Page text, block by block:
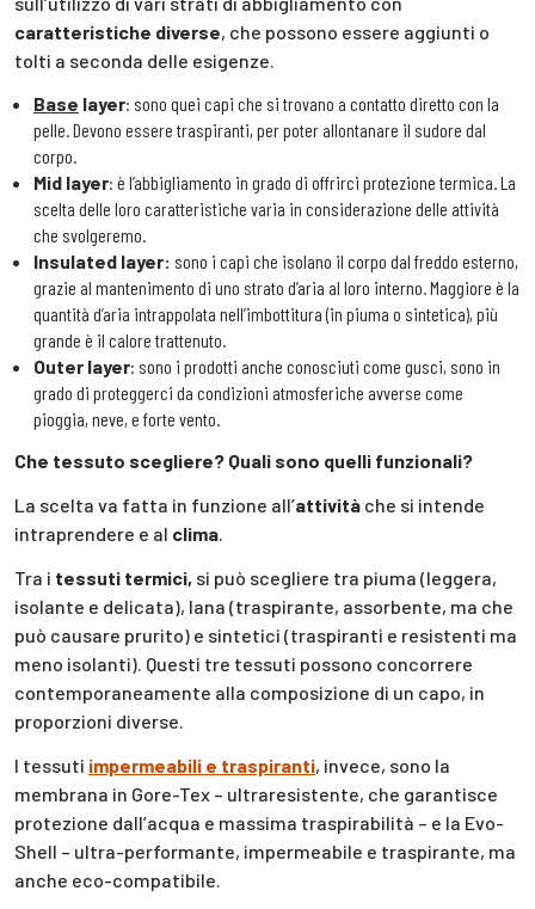
caratteristiche diverse, che possono essere aggiunti o
tolti a seconda delle esigenze.
Base layer: sono quei capi che si trovano a contatto diretto con la
pelle. Devono essere traspiranti, per poter allontanare il sudore dal
corpo.
Mid layer: è l’abbigliamento in grado di offrirci protezione termica. La
scelta delle loro caratteristiche varia in considerazione delle attività
che svolgeremo.
Insulated layer: sono i capi che isolano il corpo dal freddo esterno,
grazie al mantenimento di uno strato d’aria al loro interno. Maggiore è la
quantità d’aria intrappolata nell’imbottitura (in piuma o sintetica), più
grande è il calore trattenuto.
Outer layer: sono i prodotti anche conosciuti come gusci, sono in
grado di proteggerci da condizioni atmosferiche avverse come
pioggia, neve, e forte vento.
Che tessuto scegliere? Quali sono quelli funzionali?
La scelta va fatta in funzione all’attività che si intende
intraprendere e al clima.
Tra i tessuti termici, si può scegliere tra piuma (leggera,
isolante e delicata), lana (traspirante, assorbente, ma che
può causare prurito) e sintetici (traspiranti e resistenti ma
meno isolanti). Questi tre tessuti possono concorrere
contemporaneamente alla composizione di un capo, in
proporzioni diverse.
I tessuti impermeabili e traspiranti, invece, sono la
membrana in Gore-Tex – ultraresistente, che garantisce
protezione dall’acqua e massima traspirabilità – e la Evo-
Shell – ultra-performante, impermeabile e traspirante, ma
anche eco-compatibile.